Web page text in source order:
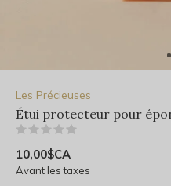
Les Précieuses
Étui protecteur pour
10,00$CA
Avant les taxes